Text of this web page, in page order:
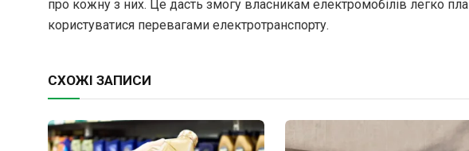
про кожну з них. Це дасть змогу власникам електромобілів легко
користуватися перевагами електротранспорту.
СХОЖІ ЗАПИСИ